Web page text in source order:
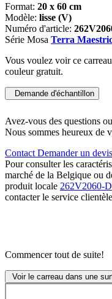
Format: 20 x 60 cm
Modèle: lisse (V)
Numéro d'article:
Série Mosa Terra
Vous voulez voir ce
couleur gratuit.
Demande d'échantillon
Avez-vous des questions
Nous sommes heureux de
Contact Demander un devis
Pour consulter les
marché de la Belgique ou
produit locale 262V2060-D
contacter le service
Commencer tout de suite!
Voir le carreau dans une